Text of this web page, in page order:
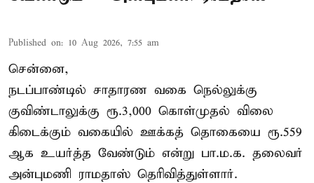
Published on: 10 Aug 2026, 7:55 am
சென்னை,
நடப்பாண்டில் சாதாரண வகை நெல்லுக்கு
குவிண்டாலுக்கு ரூ.3,000 கொள்முதல் விலை
கிடைக்கும் வகையில் ஊக்கத் தொகையை ரூ.559
ஆக உயர்த்த வேண்டும் என்று பா.ம.க. தலைவர்
அன்புமணி ராமதாஸ் தெரிவித்துள்ளார்.